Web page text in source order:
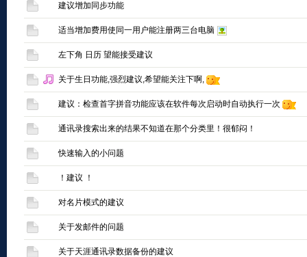
建议增加同步功能
适当增加费用使同一用户能注册两三台电脑
左下角 日历 望能接受建议
关于生日功能,强烈建议,希望能关注下啊,
建议：检查首字拼音功能应该在软件每次启动时自动执行一次
通讯录搜索出来的结果不知道在那个分类里！很郁闷！
快速输入的小问题
！建议 ！
对名片模式的建议
关于发邮件的问题
关于天涯通讯录数据备份的建议